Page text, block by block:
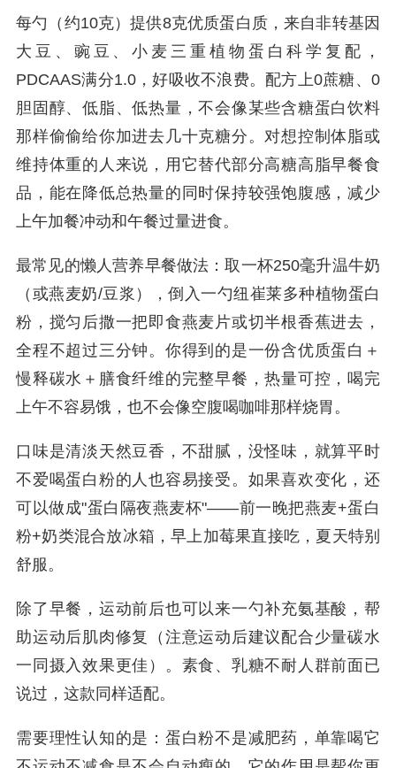
每勺（约10克）提供8克优质蛋白质，来自非转基因
大豆、豌豆、小麦三重植物蛋白科学复配，
PDCAAS满分1.0，好吸收不浪费。配方上0蔗糖、0
胆固醇、低脂、低热量，不会像某些含糖蛋白饮料
那样偷偷给你加进去几十克糖分。对想控制体脂或
维持体重的人来说，用它替代部分高糖高脂早餐食
品，能在降低总热量的同时保持较强饱腹感，减少
上午加餐冲动和午餐过量进食。
最常见的懒人营养早餐做法：取一杯250毫升温牛奶
（或燕麦奶/豆浆），倒入一勺纽崔莱多种植物蛋白
粉，搅匀后撒一把即食燕麦片或切半根香蕉进去，
全程不超过三分钟。你得到的是一份含优质蛋白＋
慢释碳水＋膳食纤维的完整早餐，热量可控，喝完
上午不容易饿，也不会像空腹喝咖啡那样烧胃。
口味是清淡天然豆香，不甜腻，没怪味，就算平时
不爱喝蛋白粉的人也容易接受。如果喜欢变化，还
可以做成"蛋白隔夜燕麦杯"——前一晚把燕麦+蛋白
粉+奶类混合放冰箱，早上加莓果直接吃，夏天特别
舒服。
除了早餐，运动前后也可以来一勺补充氨基酸，帮
助运动后肌肉修复（注意运动后建议配合少量碳水
一同摄入效果更佳）。素食、乳糖不耐人群前面已
说过，这款同样适配。
需要理性认知的是：蛋白粉不是减肥药，单靠喝它